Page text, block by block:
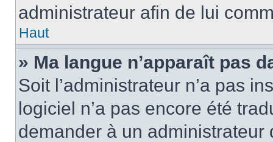
administrateur afin de lui
Haut
» Ma langue n’apparaît pas
Soit l’administrateur n’a pas
logiciel n’a pas encore été
demander à un administrateur